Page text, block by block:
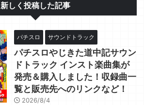
新しく投稿した記事
パチスロ サウンドトラック
パチスロやじきた道中記サウン
ドトラック インスト楽曲集が
発売＆購入しました！収録曲一
覧と販売先へのリンクなど！
2026/8/4